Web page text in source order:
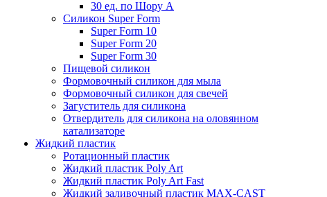
30 ед. по Шору А
Силикон Super Form
Super Form 10
Super Form 20
Super Form 30
Пищевой силикон
Формовочный силикон для мыла
Формовочный силикон для свечей
Загуститель для силикона
Отвердитель для силикона на оловянном
катализаторе
Жидкий пластик
Ротационный пластик
Жидкий пластик Poly Art
Жидкий пластик Poly Art Fast
Жидкий заливочный пластик MAX-CAST